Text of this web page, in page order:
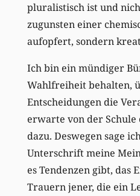
pluralistisch ist und
zugunsten einer
aufopfert, sondern
Ich bin ein mündiger
Wahlfreiheit behalten,
Entscheidungen die
erwarte von der
dazu. Deswegen sage
Unterschrift meine
es Tendenzen gibt, das
Trauern jener, die ein